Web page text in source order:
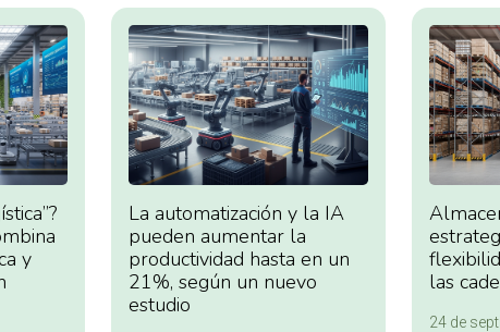
y
La automatización y la IA
pueden aumentar la
productividad hasta en un
21%, según un nuevo
estudio
las
24 de